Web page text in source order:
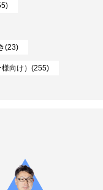
(23)
向け）(255)